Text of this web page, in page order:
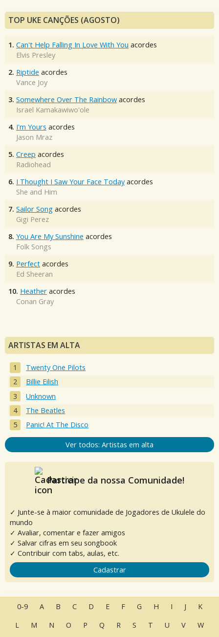
TOP UKE CANÇÕES (AGOSTO)
1. Can't Help Falling In Love With You acordes
Elvis Presley
2. Riptide acordes
Vance Joy
3. Somewhere Over The Rainbow acordes
Israel Kamakawiwo'ole
4. I'm Yours acordes
Jason Mraz
5. Creep acordes
Radiohead
6. I Thought I Saw Your Face Today acordes
She and Him
7. Sailor Song acordes
Gigi Perez
8. You Are My Sunshine acordes
Folk Songs
9. Perfect acordes
Ed Sheeran
10. Heather acordes
Conan Gray
ARTISTAS EM ALTA
Twenty One Pilots
Billie Eilish
Unknown
The Beatles
Panic! At The Disco
Ver todos: Artistas em alta
Participe da nossa Comunidade!
✓ Junte-se à maior comunidade de Jogadores de Ukulele do
mundo
✓ Avaliar, comentar e fazer amigos
✓ Salvar cifras em seu songbook
✓ Contribuir com tabs, aulas, etc.
Cadastrar
0-9 A B C D E F G H I J
K
L
M N O P Q R S T U V W